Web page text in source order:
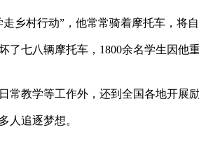
乡村行动”，他常常骑着摩托车，将
了七八辆摩托车，1800余名学生因他重
常教学等工作外，还到全国各地开展
人追逐梦想。